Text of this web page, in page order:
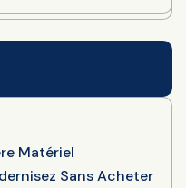
Matériel
Sans Acheter